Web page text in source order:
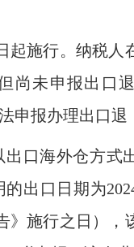
施行。纳税人
尚未申报出口
申报办理出口退
口海外仓方式
出口日期为
》施行之日），